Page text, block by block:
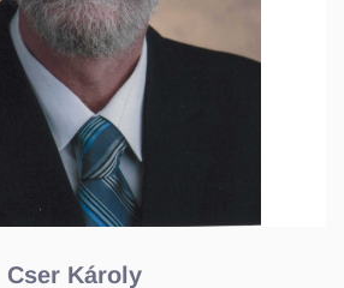
Cser Károly